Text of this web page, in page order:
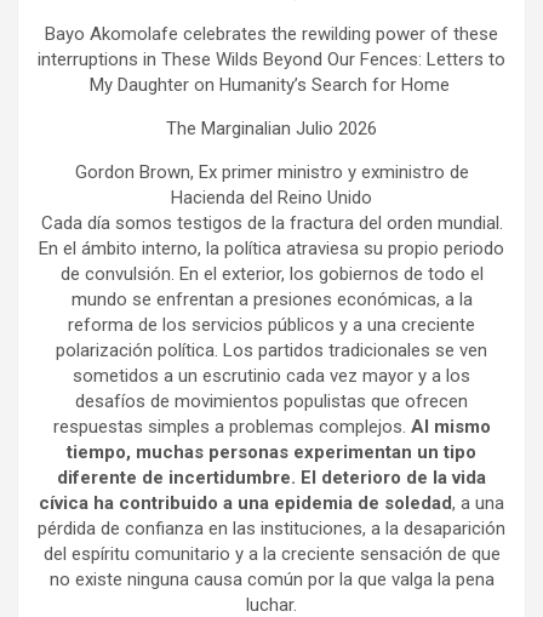
Bayo Akomolafe celebrates the rewilding power of these
interruptions in These Wilds Beyond Our Fences: Letters to
My Daughter on Humanity’s Search for Home
The Marginalian Julio 2026
Gordon Brown, Ex primer ministro y exministro de
Hacienda del Reino Unido
Cada día somos testigos de la fractura del orden mundial.
En el ámbito interno, la política atraviesa su propio periodo
de convulsión. En el exterior, los gobiernos de todo el
mundo se enfrentan a presiones económicas, a la
reforma de los servicios públicos y a una creciente
polarización política. Los partidos tradicionales se ven
sometidos a un escrutinio cada vez mayor y a los
desafíos de movimientos populistas que ofrecen
respuestas simples a problemas complejos. Al mismo
tiempo, muchas personas experimentan un tipo
diferente de incertidumbre. El deterioro de la vida
cívica ha contribuido a una epidemia de soledad, a una
pérdida de confianza en las instituciones, a la desaparición
del espíritu comunitario y a la creciente sensación de que
no existe ninguna causa común por la que valga la pena
luchar.